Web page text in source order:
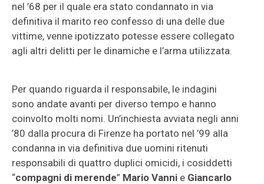
nel ’68 per il quale era stato condannato in via
definitiva il marito reo confesso di una delle due
vittime, venne ipotizzato potesse essere collegato
agli altri delitti per le dinamiche e l’arma utilizzata.
Per quando riguarda il responsabile, le indagini
sono andate avanti per diverso tempo e hanno
coinvolto molti nomi. Un’inchiesta avviata negli anni
’80 dalla procura di Firenze ha portato nel ’99 alla
condanna in via definitiva due uomini ritenuti
responsabili di quattro duplici omicidi, i cosiddetti
“compagni di merende” Mario Vanni e Giancarlo